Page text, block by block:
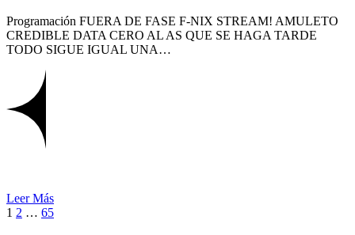
Programación FUERA DE FASE F-NIX STREAM! AMULETO
CREDIBLE DATA CERO AL AS QUE SE HAGA TARDE
TODO SIGUE IGUAL UNA…
Leer Más
1 2 … 65